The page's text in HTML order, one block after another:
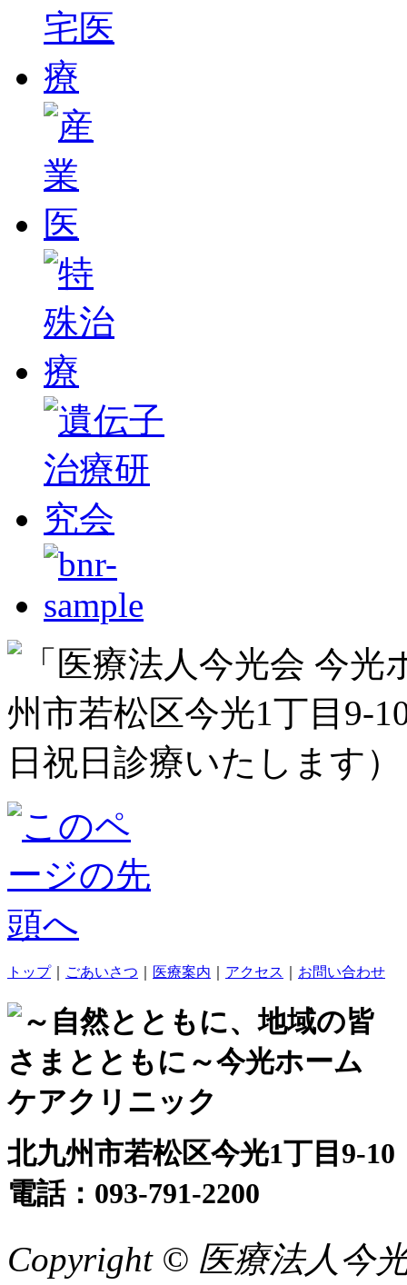
トップ｜ ごあいさつ 医療案内 アクセス お問い合わせ
北九州市若松区今光1丁目9-10
電話：093-791-2200
Copyright © 医療法人今